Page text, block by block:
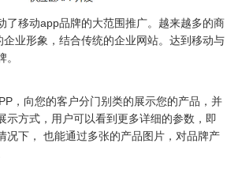
了移动app品牌的大范围推广。越来越多的商
业形象，结合传统的企业网站。达到移动与
，向您的客户分门别类的展示您的产品，并
示方式，用户可以看到更多详细的参数，即
况下， 也能通过多张的产品图片，对品牌产